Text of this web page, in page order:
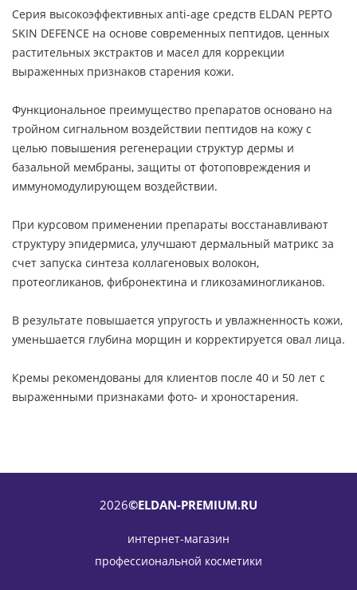
Серия высокоэффективных anti-age средств ELDAN PEPTO
SKIN DEFENCE на основе современных пептидов, ценных
растительных экстрактов и масел для коррекции
выраженных признаков старения кожи.
Функциональное преимущество препаратов основано на
тройном сигнальном воздействии пептидов на кожу с
целью повышения регенерации структур дермы и
базальной мембраны, защиты от фотоповреждения и
иммуномодулирующем воздействии.
При курсовом применении препараты восстанавливают
структуру эпидермиса, улучшают дермальный матрикс за
счет запуска синтеза коллагеновых волокон,
протеогликанов, фибронектина и гликозаминогликанов.
В результате повышается упругость и увлажненность кожи,
уменьшается глубина морщин и корректируется овал лица.
Кремы рекомендованы для клиентов после 40 и 50 лет с
выраженными признаками фото- и хроностарения.
2026©ELDAN-PREMIUM.RU
интернет-магазин
профессиональной косметики